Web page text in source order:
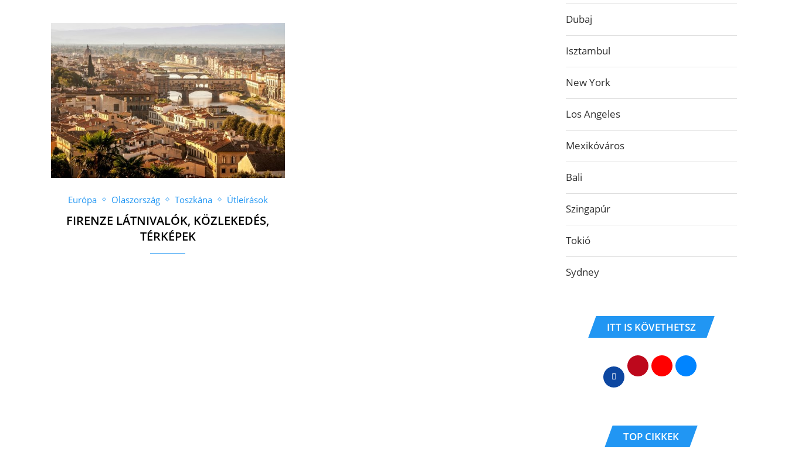
Európa Olaszország Toszkána Útleírások
FIRENZE LÁTNIVALÓK, KÖZLEKEDÉS,
TÉRKÉPEK
Dubaj
Isztambul
New York
Los Angeles
Mexikóváros
Bali
Szingapúr
Tokió
Sydney
ITT IS KÖVETHETSZ
TOP CIKKEK